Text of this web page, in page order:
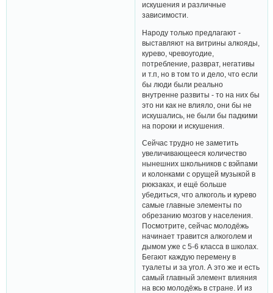
искушения и различные
зависимости.
Народу только предлагают -
выставляют на витрины алкояды,
курево, чревоугодие,
потребление, разврат, негативы
и т.п, но в том то и дело, что если
бы люди были реально
внутренне развиты - то на них бы
это ни как не влияло, они бы не
искушались, не были бы падкими
на пороки и искушения.
Сейчас трудно не заметить
увеличивающееся количество
нынешних школьников с вэйпами
и колонками с орущей музыкой в
рюкзаках, и ещё больше
убедиться, что алкоголь и курево
самые главные элементы по
обрезанию мозгов у населения.
Посмотрите, сейчас молодёжь
начинает травится алкоголем и
дымом уже с 5-6 класса в школах.
Бегают каждую перемену в
туалеты и за угол. А это же и есть
самый главный элемент влияния
на всю молодёжь в стране. И из